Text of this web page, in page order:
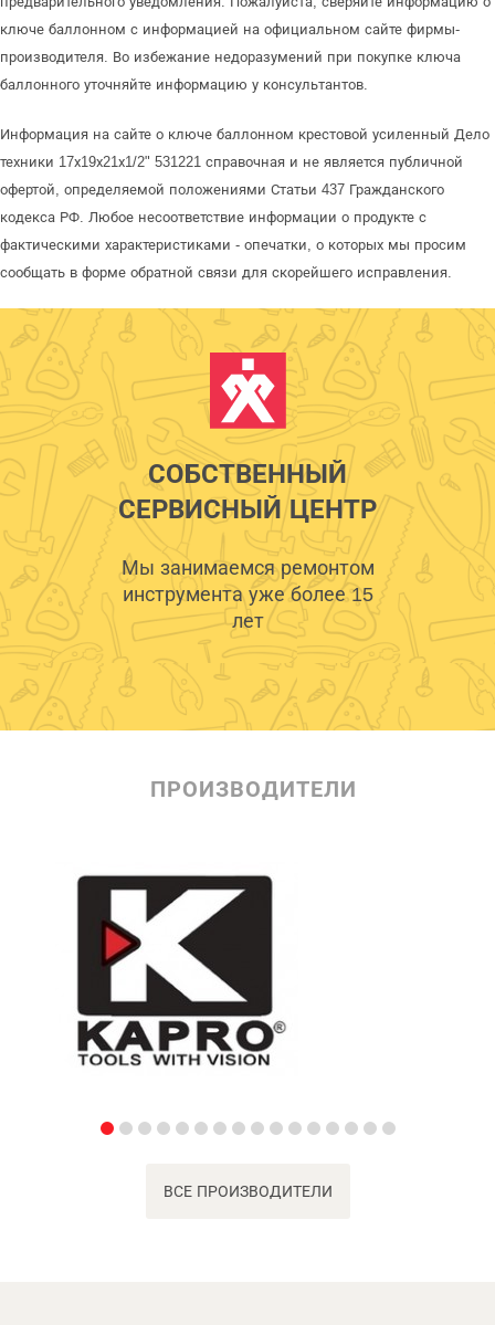
ключе баллонном с информацией на официальном сайте фирмы-
производителя. Во избежание недоразумений при покупке ключа
баллонного уточняйте информацию у консультантов.
Информация на сайте о ключе баллонном крестовой усиленный Дело
техники 17х19х21х1/2" 531221 справочная и не является публичной
офертой, определяемой положениями Статьи 437 Гражданского
кодекса РФ. Любое несоответствие информации о продукте с
фактическими характеристиками - опечатки, о которых мы просим
сообщать в форме обратной связи для скорейшего исправления.
СОБСТВЕННЫЙ
СЕРВИСНЫЙ ЦЕНТР
Мы занимаемся ремонтом
инструмента уже более 15
лет
ПРОИЗВОДИТЕЛИ
ВСЕ ПРОИЗВОДИТЕЛИ